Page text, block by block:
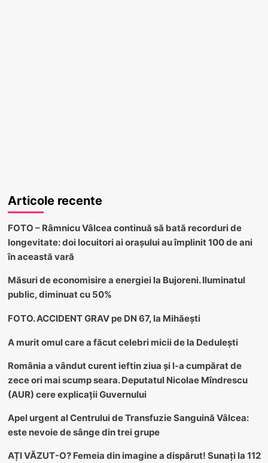
Articole recente
FOTO – Râmnicu Vâlcea continuă să bată recorduri de
longevitate: doi locuitori ai orașului au împlinit 100 de ani
în această vară
Măsuri de economisire a energiei la Bujoreni. Iluminatul
public, diminuat cu 50%
FOTO. ACCIDENT GRAV pe DN 67, la Mihăești
A murit omul care a făcut celebri micii de la Dedulești
România a vândut curent ieftin ziua și l-a cumpărat de
zece ori mai scump seara. Deputatul Nicolae Mîndrescu
(AUR) cere explicații Guvernului
Apel urgent al Centrului de Transfuzie Sanguină Vâlcea:
este nevoie de sânge din trei grupe
AȚI VĂZUT-O? Femeia din imagine a dispărut! Sunați la 112